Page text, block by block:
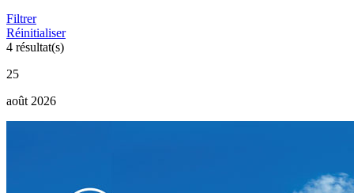
Filtrer
Réinitialiser
4 résultat(s)
25
août 2026